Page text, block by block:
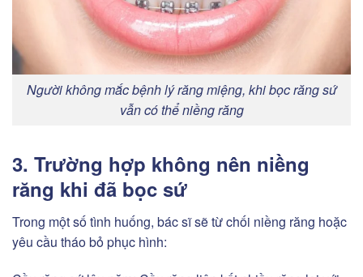
Người không mắc bệnh lý răng miệng, khi bọc răng sứ
vẫn có thể niềng răng
3. Trường hợp không nên niềng
răng khi đã bọc sứ
Trong một số tình huống, bác sĩ sẽ từ chối niềng răng hoặc
yêu cầu tháo bỏ phục hình: